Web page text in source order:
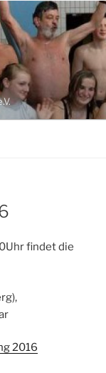
findet die
2016